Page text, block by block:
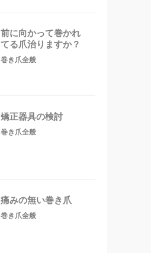
前に向かって巻かれ
てる爪治りますか？
巻き爪全般
矯正器具の検討
巻き爪全般
痛みの無い巻き爪
巻き爪全般